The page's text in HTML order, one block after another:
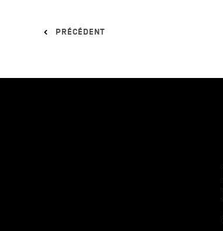
PRÉCÉDENT